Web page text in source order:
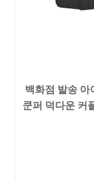
백화점 발송 아
쿤퍼 덕다운 커